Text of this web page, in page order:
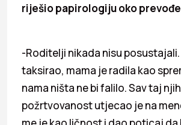
riješio papirologiju oko
-Roditelji nikada nisu
taksirao, mama je radila kao
nama ništa ne bi falilo. Sav taj
požrtvovanost utjecao je na